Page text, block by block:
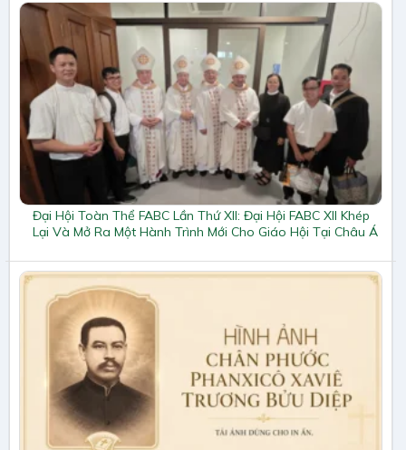
Đại Hội Toàn Thể FABC Lần Thứ XII: Đại Hội FABC XII Khép
Lại Và Mở Ra Một Hành Trình Mới Cho Giáo Hội Tại Châu Á